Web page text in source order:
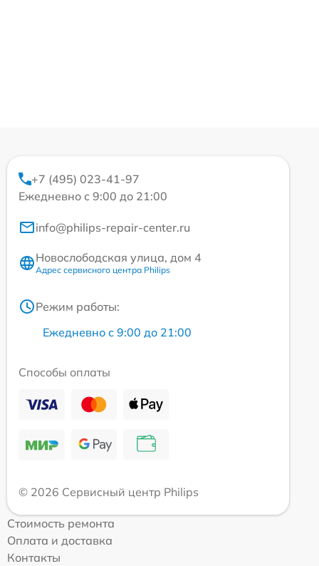
+7 (495) 023-41-97
Ежедневно с 9:00 до 21:00
info@philips-repair-center.ru
Новослободская улица, дом 4
Адрес сервисного центра Philips
Режим работы:
Ежедневно с 9:00 до 21:00
Способы оплаты
© 2026 Сервисный центр Philips
Стоимость ремонта
Оплата и доставка
Контакты